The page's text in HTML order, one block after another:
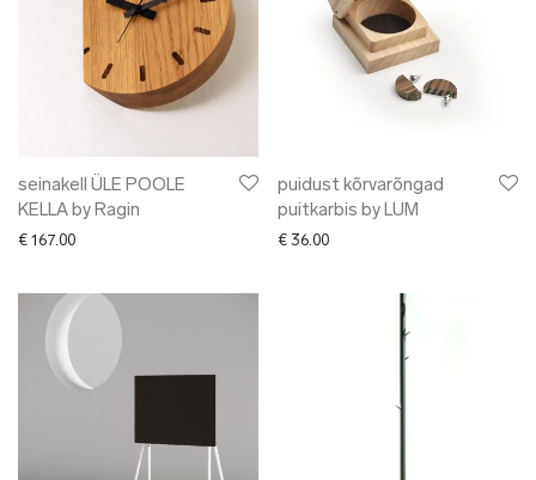
seinakell ÜLE POOLE
KELLA by Ragin
€ 167.00
puidust kõrvarõngad
puitkarbis by LUM
€ 36.00